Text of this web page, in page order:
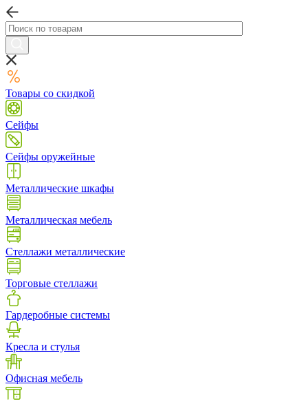
Товары со скидкой
Сейфы
Сейфы оружейные
Металлические шкафы
Металлическая мебель
Стеллажи металлические
Торговые стеллажи
Гардеробные системы
Кресла и стулья
Офисная мебель